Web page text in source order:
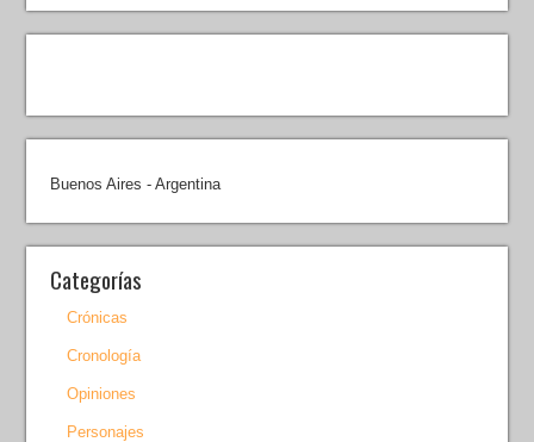
Buenos Aires - Argentina
Categorías
Crónicas
Cronología
Opiniones
Personajes